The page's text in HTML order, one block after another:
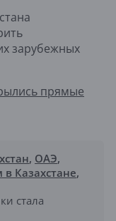
зарубежных
прямые
, ОАЭ,
в Казахстане,
стала